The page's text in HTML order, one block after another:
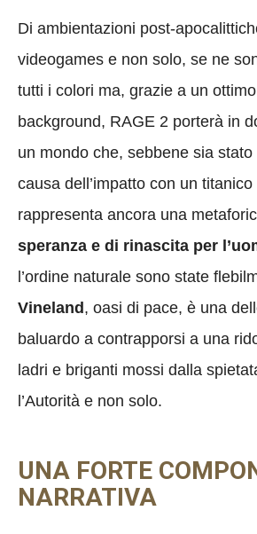
Di ambientazioni post-
videogames e non solo, se ne
tutti i colori ma, grazie a un
background, RAGE 2 porterà in
un mondo che, sebbene sia stato
causa dell’impatto con un
rappresenta ancora una
speranza e di rinascita per
l’ordine naturale sono state
Vineland, oasi di pace, è una
baluardo a contrapporsi a una
ladri e briganti mossi dalla
l’Autorità e non solo.
UNA FORTE
NARRATIVA